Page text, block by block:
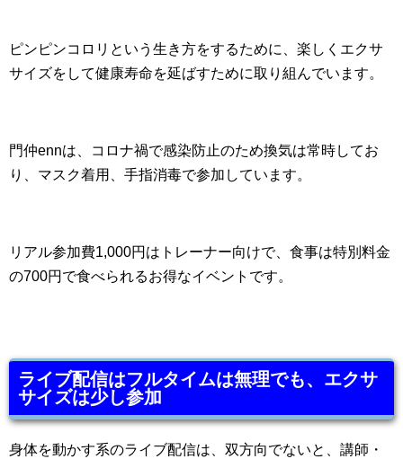
ピンピンコロリという生き方をするために、楽しくエクサ
サイズをして健康寿命を延ばすために取り組んでいます。
門仲ennは、コロナ禍で感染防止のため換気は常時してお
り、マスク着用、手指消毒で参加しています。
リアル参加費1,000円はトレーナー向けで、食事は特別料金
の700円で食べられるお得なイベントです。
ライブ配信はフルタイムは無理でも、エクサ
サイズは少し参加
身体を動かす系のライブ配信は、双方向でないと、講師・